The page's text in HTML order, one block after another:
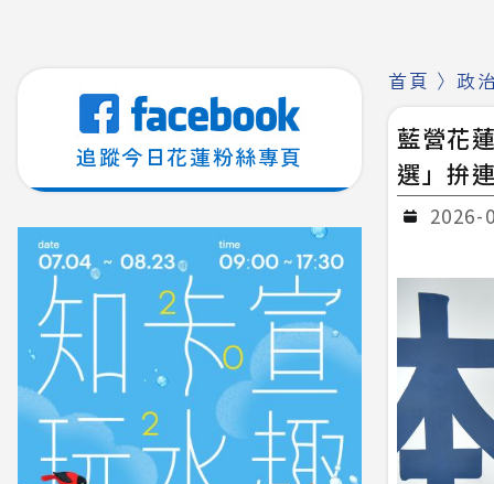
追蹤今日花蓮粉絲專頁
首頁 〉 政
藍營花
選」拚
2026-